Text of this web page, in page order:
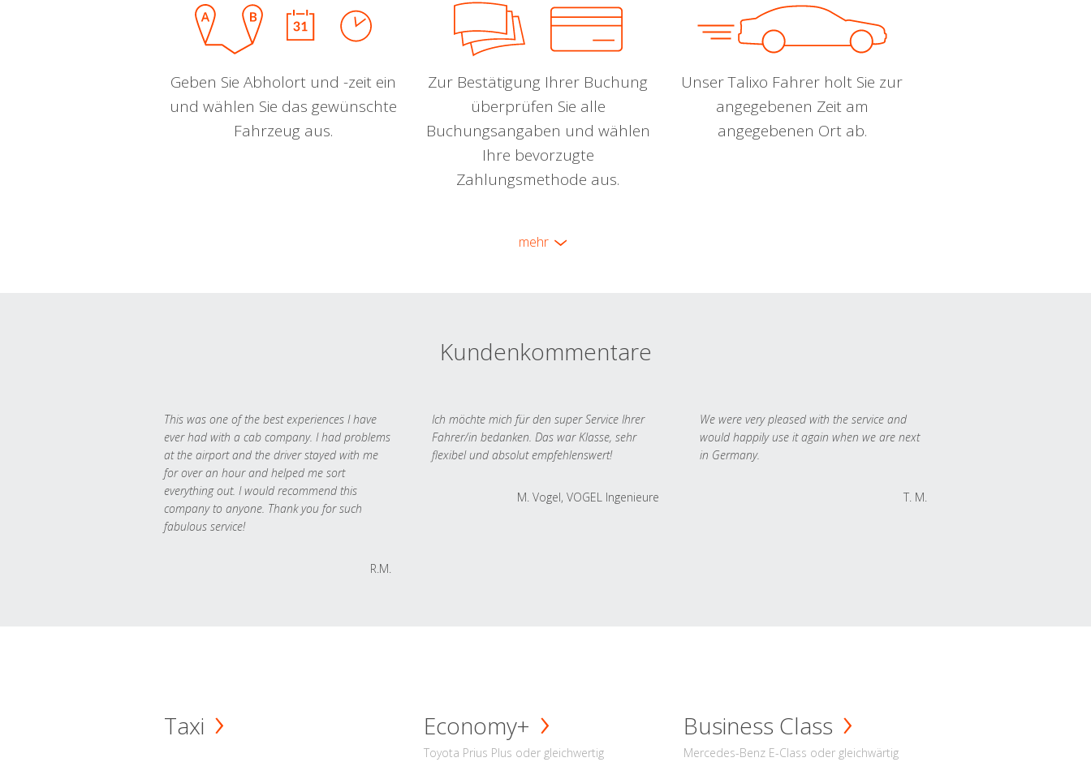
Geben Sie Abholort und -zeit ein
und wählen Sie das gewünschte
Fahrzeug aus.
Zur Bestätigung Ihrer Buchung
überprüfen Sie alle
Buchungsangaben und wählen
Ihre bevorzugte
Zahlungsmethode aus.
Unser Talixo Fahrer holt Sie zur
angegebenen Zeit am
angegebenen Ort ab.
mehr
Kundenkommentare
This was one of the best experiences I have
ever had with a cab company. I had problems
at the airport and the driver stayed with me
for over an hour and helped me sort
everything out. I would recommend this
company to anyone. Thank you for such
fabulous service!
R.M.
Ich möchte mich für den super Service Ihrer
Fahrer/in bedanken. Das war Klasse, sehr
flexibel und absolut empfehlenswert!
M. Vogel, VOGEL Ingenieure
We were very pleased with the service and
would happily use it again when we are next
in Germany.
T. M.
Taxi Economy+
Toyota Prius Plus oder gleichwertig
Business Class
Mercedes-Benz E-Class oder gleichwärtig